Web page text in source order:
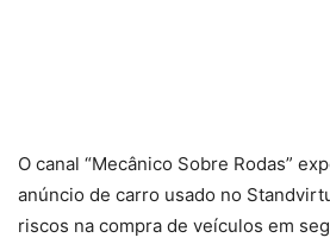
O canal “Mecânico Sobre Rodas”
anúncio de carro usado no
riscos na compra de veículos em